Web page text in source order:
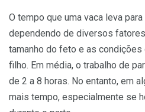
O tempo que uma vaca leva
dependendo de diversos
tamanho do feto e as condições
filho. Em média, o trabalho de
de 2 a 8 horas. No entanto, em
mais tempo, especialmente se